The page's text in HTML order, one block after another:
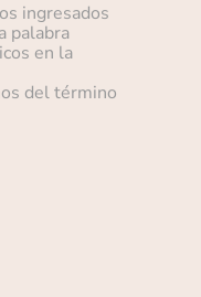
ingresados
palabra
en la
del término